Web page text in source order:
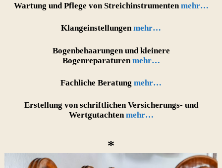
Wartung und Pflege von Streichinstrumentenmehr…
Klangeinstellungenmehr…
Bogenbehaarungen und kleinere
Bogenreparaturen mehr…
Fachliche Beratung mehr…
Erstellung von schriftlichen Versicherungs- und
Wertgutachtenmehr…
*